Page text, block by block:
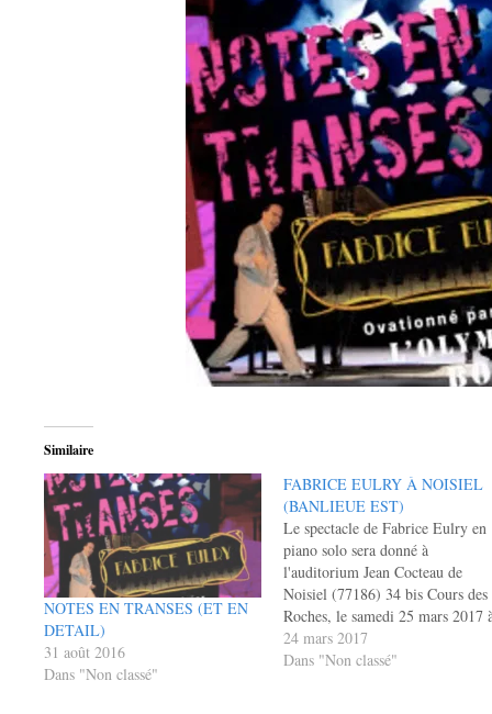
Similaire
NOTES EN TRANSES (ET EN
DETAIL)
31 août 2016
Dans "Non classé"
FABRICE EULRY À NOISIEL
(BANLIEUE EST)
Le spectacle de Fabrice Eulry en
piano solo sera donné à
l'auditorium Jean Cocteau de
Noisiel (77186) 34 bis Cours des
Roches, le samedi 25 mars 2017
20h30 Voici l'annonce et les
détails du concert sur agglo-
24 mars 2017
Dans "Non classé"